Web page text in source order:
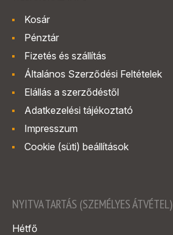
Kosár
Pénztár
Fizetés és szállítás
Általános Szerződési Feltételek
Elállás a szerződéstől
Adatkezelési tájékoztató
Impresszum
Cookie (süti) beállítások
NYITVA TARTÁS (SZEMÉLYES ÁTVÉTEL)
Hétfő